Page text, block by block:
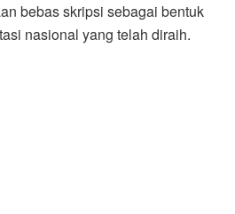
bebas skripsi sebagai bentuk
nasional yang telah diraih.